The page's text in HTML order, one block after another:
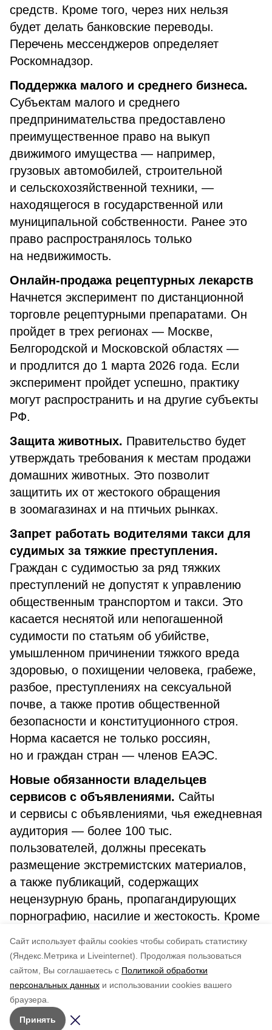
Cайт использует файлы cookies чтобы собирать статистику
(Яндекс.Метрика и Liveinternet).
Продолжая пользоваться
сайтом, Вы соглашаетесь с Политикой обработки
персональных данных и использовании cookies вашего
браузера.
Принять
средств. Кроме того, через них нельзя
будет делать банковские переводы.
Перечень мессенджеров определяет
Роскомнадзор.
Поддержка малого и среднего бизнеса.
Субъектам малого и среднего
предпринимательства предоставлено
преимущественное право на выкуп
движимого имущества — например,
грузовых автомобилей, строительной
и сельскохозяйственной техники, —
находящегося в государственной или
муниципальной собственности. Ранее это
право распространялось только
на недвижимость.
Онлайн-продажа рецептурных лекарств
Начнется эксперимент по дистанционной
торговле рецептурными препаратами. Он
пройдет в трех регионах — Москве,
Белгородской и Московской областях —
и продлится до 1 марта 2026 года. Если
эксперимент пройдет успешно, практику
могут распространить и на другие субъекты
РФ.
Защита животных. Правительство будет
утверждать требования к местам продажи
домашних животных. Это позволит
защитить их от жестокого обращения
в зоомагазинах и на птичьих рынках.
Запрет работать водителями такси для
судимых за тяжкие преступления.
Граждан с судимостью за ряд тяжких
преступлений не допустят к управлению
общественным транспортом и такси. Это
касается неснятой или непогашенной
судимости по статьям об убийстве,
умышленном причинении тяжкого вреда
здоровью, о похищении человека, грабеже,
разбое, преступлениях на сексуальной
почве, а также против общественной
безопасности и конституционного строя.
Норма касается не только россиян,
но и граждан стран — членов ЕАЭС.
Новые обязанности владельцев
сервисов с объявлениями. Сайты
и сервисы с объявлениями, чья ежедневная
аудитория — более 100 тыс.
пользователей, должны пресекать
размещение экстремистских материалов,
а также публикаций, содержащих
нецензурную брань, пропагандирующих
порнографию, насилие и жестокость. Кроме
установить единый измеритель аудитории.
по оценке
5